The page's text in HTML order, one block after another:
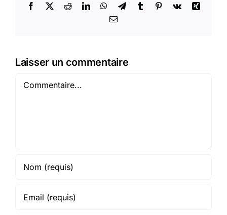
Facebook
X RedditLinkedInWhatsApp
TelegramTumblr Pinterest
Vk
Xing
Email
Laisser un commentaire
Commentaire